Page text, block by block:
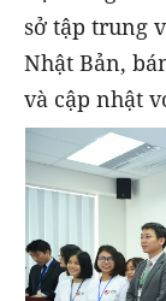
sở tập trung
Nhật Bản,
và cập nhật